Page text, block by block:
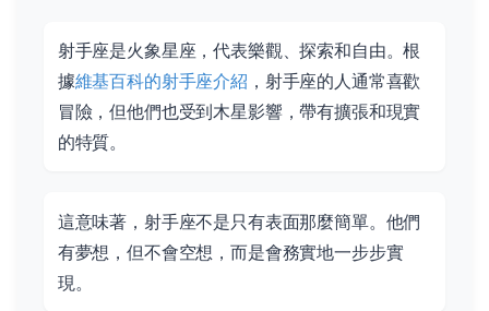
射手座是火象星座，代表樂觀、探索和自由。根
據維基百科的射手座介紹 ，射手座的人通常喜歡
冒險，但他們也受到木星影響，帶有擴張和現實
的特質。
這意味著，射手座不是只有表面那麼簡單。他們
有夢想，但不會空想，而是會務實地一步步實
現。